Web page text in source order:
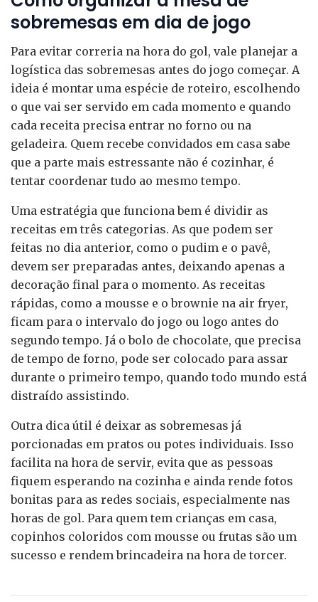
sobremesas em dia de jogo
Para evitar correria na hora do gol, vale planejar a
logística das sobremesas antes do jogo começar. A
ideia é montar uma espécie de roteiro, escolhendo
o que vai ser servido em cada momento e quando
cada receita precisa entrar no forno ou na
geladeira. Quem recebe convidados em casa sabe
que a parte mais estressante não é cozinhar, é
tentar coordenar tudo ao mesmo tempo.
Uma estratégia que funciona bem é dividir as
receitas em três categorias. As que podem ser
feitas no dia anterior, como o pudim e o pavê,
devem ser preparadas antes, deixando apenas a
decoração final para o momento. As receitas
rápidas, como a mousse e o brownie na air fryer,
ficam para o intervalo do jogo ou logo antes do
segundo tempo. Já o bolo de chocolate, que precisa
de tempo de forno, pode ser colocado para assar
durante o primeiro tempo, quando todo mundo está
distraído assistindo.
Outra dica útil é deixar as sobremesas já
porcionadas em pratos ou potes individuais. Isso
facilita na hora de servir, evita que as pessoas
fiquem esperando na cozinha e ainda rende fotos
bonitas para as redes sociais, especialmente nas
horas de gol. Para quem tem crianças em casa,
copinhos coloridos com mousse ou frutas são um
sucesso e rendem brincadeira na hora de torcer.